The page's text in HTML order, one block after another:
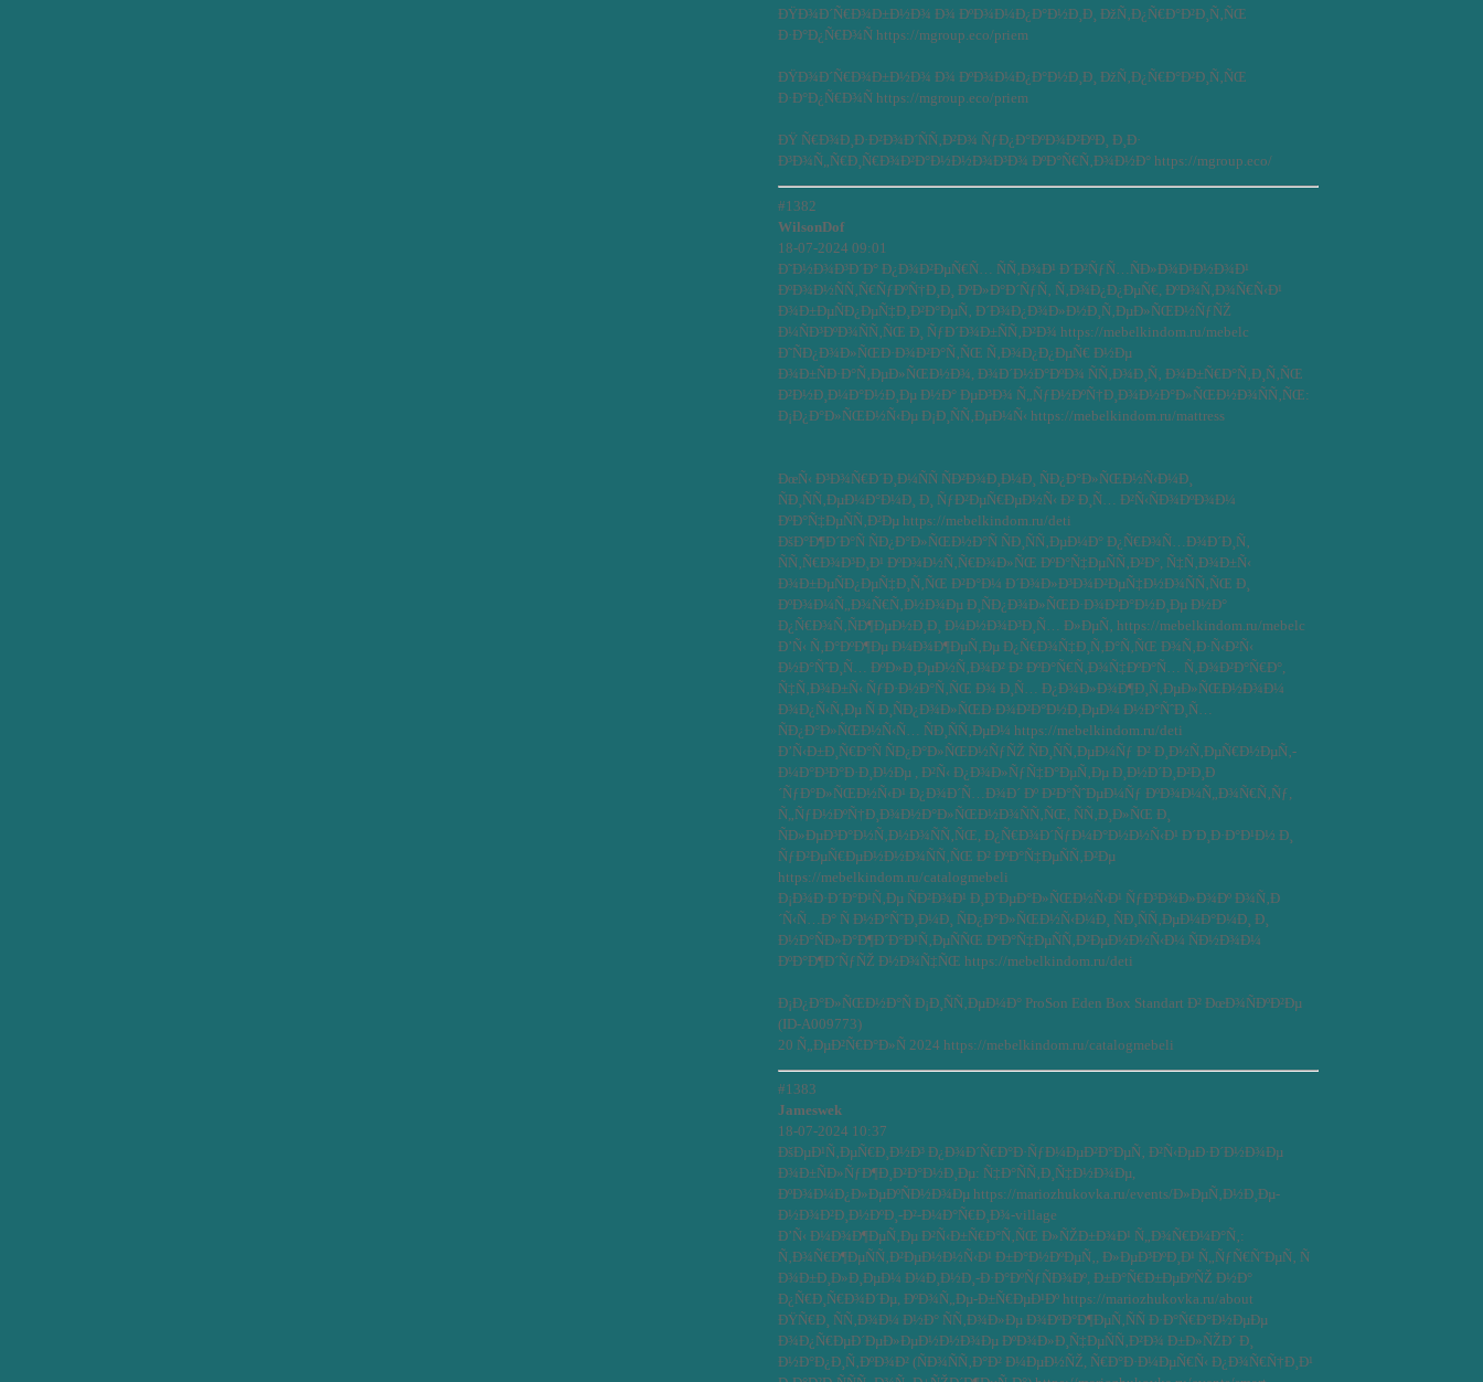
ÐŸÐ¾Ð´Ñ€Ð¾Ð±Ð½Ð¾ Ð¾ ÐºÐ¾Ð¼Ð¿Ð°Ð½Ð¸Ð¸ ÐžÑ‚Ð¿Ñ€Ð°Ð²Ð¸Ñ‚ÑŒ
Ð·Ð°Ð¿Ñ€Ð¾Ñ https://mgroup.eco/priem
ÐŸÐ¾Ð´Ñ€Ð¾Ð±Ð½Ð¾ Ð¾ ÐºÐ¾Ð¼Ð¿Ð°Ð½Ð¸Ð¸ ÐžÑ‚Ð¿Ñ€Ð°Ð²Ð¸Ñ‚ÑŒ
Ð·Ð°Ð¿Ñ€Ð¾Ñ https://mgroup.eco/priem
ÐŸ Ñ€Ð¾Ð¸Ð·Ð²Ð¾Ð´ÑÑ‚Ð²Ð¾ ÑƒÐ¿Ð°ÐºÐ¾Ð²ÐºÐ¸ Ð¸Ð·
Ð³Ð¾Ñ„Ñ€Ð¸Ñ€Ð¾Ð²Ð°Ð½Ð½Ð¾Ð³Ð¾ ÐºÐ°Ñ€Ñ‚Ð¾Ð½Ð° https://mgroup.eco/
#1382
WilsonDof
18-07-2024 09:01
Ð˜Ð½Ð¾Ð³Ð´Ð° Ð¿Ð¾Ð²ÐµÑ€Ñ… ÑÑ‚Ð¾Ð¹ Ð´Ð²ÑƒÑ…ÑÐ»Ð¾Ð¹Ð½Ð¾Ð¹
ÐºÐ¾Ð½ÑÑ‚Ñ€ÑƒÐºÑ†Ð¸Ð¸ ÐºÐ»Ð°Ð´ÑƒÑ‚ Ñ‚Ð¾Ð¿Ð¿ÐµÑ€, ÐºÐ¾Ñ‚Ð¾Ñ€Ñ‹Ð¹
Ð¾Ð±ÐµÑÐ¿ÐµÑ‡Ð¸Ð²Ð°ÐµÑ‚ Ð´Ð¾Ð¿Ð¾Ð»Ð½Ð¸Ñ‚ÐµÐ»ÑŒÐ½ÑƒÑŽ
Ð¼ÑÐ³ÐºÐ¾ÑÑ‚ÑŒ Ð¸ ÑƒÐ´Ð¾Ð±ÑÑ‚Ð²Ð¾ https://mebelkindom.ru/mebelc
Ð˜ÑÐ¿Ð¾Ð»ÑŒÐ·Ð¾Ð²Ð°Ñ‚ÑŒ Ñ‚Ð¾Ð¿Ð¿ÐµÑ€ Ð½Ðµ
Ð¾Ð±ÑÐ·Ð°Ñ‚ÐµÐ»ÑŒÐ½Ð¾, Ð¾Ð´Ð½Ð°ÐºÐ¾ ÑÑ‚Ð¾Ð¸Ñ‚ Ð¾Ð±Ñ€Ð°Ñ‚Ð¸Ñ‚ÑŒ
Ð²Ð½Ð¸Ð¼Ð°Ð½Ð¸Ðµ Ð½Ð° ÐµÐ³Ð¾ Ñ„ÑƒÐ½ÐºÑ†Ð¸Ð¾Ð½Ð°Ð»ÑŒÐ½Ð¾ÑÑ‚ÑŒ:
Ð¡Ð¿Ð°Ð»ÑŒÐ½Ñ‹Ðµ Ð¡Ð¸ÑÑ‚ÐµÐ¼Ñ‹ https://mebelkindom.ru/mattress
ÐœÑ‹ Ð³Ð¾Ñ€Ð´Ð¸Ð¼ÑÑ ÑÐ²Ð¾Ð¸Ð¼Ð¸ ÑÐ¿Ð°Ð»ÑŒÐ½Ñ‹Ð¼Ð¸
ÑÐ¸ÑÑ‚ÐµÐ¼Ð°Ð¼Ð¸ Ð¸ ÑƒÐ²ÐµÑ€ÐµÐ½Ñ‹ Ð² Ð¸Ñ… Ð²Ñ‹ÑÐ¾ÐºÐ¾Ð¼
ÐºÐ°Ñ‡ÐµÑÑ‚Ð²Ðµ https://mebelkindom.ru/deti
ÐšÐ°Ð¶Ð´Ð°Ñ ÑÐ¿Ð°Ð»ÑŒÐ½Ð°Ñ ÑÐ¸ÑÑ‚ÐµÐ¼Ð° Ð¿Ñ€Ð¾Ñ…Ð¾Ð´Ð¸Ñ‚
ÑÑ‚Ñ€Ð¾Ð³Ð¸Ð¹ ÐºÐ¾Ð½Ñ‚Ñ€Ð¾Ð»ÑŒ ÐºÐ°Ñ‡ÐµÑÑ‚Ð²Ð°, Ñ‡Ñ‚Ð¾Ð±Ñ‹
Ð¾Ð±ÐµÑÐ¿ÐµÑ‡Ð¸Ñ‚ÑŒ Ð²Ð°Ð¼ Ð´Ð¾Ð»Ð³Ð¾Ð²ÐµÑ‡Ð½Ð¾ÑÑ‚ÑŒ Ð¸
ÐºÐ¾Ð¼Ñ„Ð¾Ñ€Ñ‚Ð½Ð¾Ðµ Ð¸ÑÐ¿Ð¾Ð»ÑŒÐ·Ð¾Ð²Ð°Ð½Ð¸Ðµ Ð½Ð°
Ð¿Ñ€Ð¾Ñ‚ÑÐ¶ÐµÐ½Ð¸Ð¸ Ð¼Ð½Ð¾Ð³Ð¸Ñ… Ð»ÐµÑ‚ https://mebelkindom.ru/mebelc
Ð’Ñ‹ Ñ‚Ð°ÐºÐ¶Ðµ Ð¼Ð¾Ð¶ÐµÑ‚Ðµ Ð¿Ñ€Ð¾Ñ‡Ð¸Ñ‚Ð°Ñ‚ÑŒ Ð¾Ñ‚Ð·Ñ‹Ð²Ñ‹
Ð½Ð°ÑˆÐ¸Ñ… ÐºÐ»Ð¸ÐµÐ½Ñ‚Ð¾Ð² Ð² ÐºÐ°Ñ€Ñ‚Ð¾Ñ‡ÐºÐ°Ñ… Ñ‚Ð¾Ð²Ð°Ñ€Ð°,
Ñ‡Ñ‚Ð¾Ð±Ñ‹ ÑƒÐ·Ð½Ð°Ñ‚ÑŒ Ð¾ Ð¸Ñ… Ð¿Ð¾Ð»Ð¾Ð¶Ð¸Ñ‚ÐµÐ»ÑŒÐ½Ð¾Ð¼
Ð¾Ð¿Ñ‹Ñ‚Ðµ Ñ Ð¸ÑÐ¿Ð¾Ð»ÑŒÐ·Ð¾Ð²Ð°Ð½Ð¸ÐµÐ¼ Ð½Ð°ÑˆÐ¸Ñ…
ÑÐ¿Ð°Ð»ÑŒÐ½Ñ‹Ñ… ÑÐ¸ÑÑ‚ÐµÐ¼ https://mebelkindom.ru/deti
Ð’Ñ‹Ð±Ð¸Ñ€Ð°Ñ ÑÐ¿Ð°Ð»ÑŒÐ½ÑƒÑŽ ÑÐ¸ÑÑ‚ÐµÐ¼Ñƒ Ð² Ð¸Ð½Ñ‚ÐµÑ€Ð½ÐµÑ‚-
Ð¼Ð°Ð³Ð°Ð·Ð¸Ð½Ðµ , Ð²Ñ‹ Ð¿Ð¾Ð»ÑƒÑ‡Ð°ÐµÑ‚Ðµ Ð¸Ð½Ð´Ð¸Ð²Ð¸Ð
´ÑƒÐ°Ð»ÑŒÐ½Ñ‹Ð¹ Ð¿Ð¾Ð´Ñ…Ð¾Ð´ Ðº Ð²Ð°ÑˆÐµÐ¼Ñƒ ÐºÐ¾Ð¼Ñ„Ð¾Ñ€Ñ‚Ñƒ,
Ñ„ÑƒÐ½ÐºÑ†Ð¸Ð¾Ð½Ð°Ð»ÑŒÐ½Ð¾ÑÑ‚ÑŒ, ÑÑ‚Ð¸Ð»ÑŒ Ð¸
ÑÐ»ÐµÐ³Ð°Ð½Ñ‚Ð½Ð¾ÑÑ‚ÑŒ, Ð¿Ñ€Ð¾Ð´ÑƒÐ¼Ð°Ð½Ð½Ñ‹Ð¹ Ð´Ð¸Ð·Ð°Ð¹Ð½ Ð¸
ÑƒÐ²ÐµÑ€ÐµÐ½Ð½Ð¾ÑÑ‚ÑŒ Ð² ÐºÐ°Ñ‡ÐµÑÑ‚Ð²Ðµ
https://mebelkindom.ru/catalogmebeli
Ð¡Ð¾Ð·Ð´Ð°Ð¹Ñ‚Ðµ ÑÐ²Ð¾Ð¹ Ð¸Ð´ÐµÐ°Ð»ÑŒÐ½Ñ‹Ð¹ ÑƒÐ³Ð¾Ð»Ð¾Ðº Ð¾Ñ‚Ð
´Ñ‹Ñ…Ð° Ñ Ð½Ð°ÑˆÐ¸Ð¼Ð¸ ÑÐ¿Ð°Ð»ÑŒÐ½Ñ‹Ð¼Ð¸ ÑÐ¸ÑÑ‚ÐµÐ¼Ð°Ð¼Ð¸ Ð¸
Ð½Ð°ÑÐ»Ð°Ð¶Ð´Ð°Ð¹Ñ‚ÐµÑÑŒ ÐºÐ°Ñ‡ÐµÑÑ‚Ð²ÐµÐ½Ð½Ñ‹Ð¼ ÑÐ½Ð¾Ð¼
ÐºÐ°Ð¶Ð´ÑƒÑŽ Ð½Ð¾Ñ‡ÑŒ https://mebelkindom.ru/deti
Ð¡Ð¿Ð°Ð»ÑŒÐ½Ð°Ñ Ð¡Ð¸ÑÑ‚ÐµÐ¼Ð° ProSon Eden Box Standart Ð² ÐœÐ¾ÑÐºÐ²Ðµ
(ID-A009773)
20 Ñ„ÐµÐ²Ñ€Ð°Ð»Ñ 2024 https://mebelkindom.ru/catalogmebeli
#1383
Jameswek
18-07-2024 10:37
ÐšÐµÐ¹Ñ‚ÐµÑ€Ð¸Ð½Ð³ Ð¿Ð¾Ð´Ñ€Ð°Ð·ÑƒÐ¼ÐµÐ²Ð°ÐµÑ‚ Ð²Ñ‹ÐµÐ·Ð´Ð½Ð¾Ðµ
Ð¾Ð±ÑÐ»ÑƒÐ¶Ð¸Ð²Ð°Ð½Ð¸Ðµ: Ñ‡Ð°ÑÑ‚Ð¸Ñ‡Ð½Ð¾Ðµ,
ÐºÐ¾Ð¼Ð¿Ð»ÐµÐºÑÐ½Ð¾Ðµ https://mariozhukovka.ru/events/Ð»ÐµÑ‚Ð½Ð¸Ðµ-
Ð½Ð¾Ð²Ð¸Ð½ÐºÐ¸-Ð²-Ð¼Ð°Ñ€Ð¸Ð¾-village
Ð’Ñ‹ Ð¼Ð¾Ð¶ÐµÑ‚Ðµ Ð²Ñ‹Ð±Ñ€Ð°Ñ‚ÑŒ Ð»ÑŽÐ±Ð¾Ð¹ Ñ„Ð¾Ñ€Ð¼Ð°Ñ‚:
Ñ‚Ð¾Ñ€Ð¶ÐµÑÑ‚Ð²ÐµÐ½Ð½Ñ‹Ð¹ Ð±Ð°Ð½ÐºÐµÑ‚, Ð»ÐµÐ³ÐºÐ¸Ð¹ Ñ„ÑƒÑ€ÑˆÐµÑ‚ Ñ
Ð¾Ð±Ð¸Ð»Ð¸ÐµÐ¼ Ð¼Ð¸Ð½Ð¸-Ð·Ð°ÐºÑƒÑÐ¾Ðº, Ð±Ð°Ñ€Ð±ÐµÐºÑŽ Ð½Ð°
Ð¿Ñ€Ð¸Ñ€Ð¾Ð´Ðµ, ÐºÐ¾Ñ„Ðµ-Ð±Ñ€ÐµÐ¹Ðº https://mariozhukovka.ru/about
ÐŸÑ€Ð¸ ÑÑ‚Ð¾Ð¼ Ð½Ð° ÑÑ‚Ð¾Ð»Ðµ Ð¾ÐºÐ°Ð¶ÐµÑ‚ÑÑ Ð·Ð°Ñ€Ð°Ð½ÐµÐµ
Ð¾Ð¿Ñ€ÐµÐ´ÐµÐ»ÐµÐ½Ð½Ð¾Ðµ ÐºÐ¾Ð»Ð¸Ñ‡ÐµÑÑ‚Ð²Ð¾ Ð±Ð»ÑŽÐ´ Ð¸
Ð½Ð°Ð¿Ð¸Ñ‚ÐºÐ¾Ð² (ÑÐ¾ÑÑ‚Ð°Ð² Ð¼ÐµÐ½ÑŽ, Ñ€Ð°Ð·Ð¼ÐµÑ€Ñ‹ Ð¿Ð¾Ñ€Ñ†Ð¸Ð¹